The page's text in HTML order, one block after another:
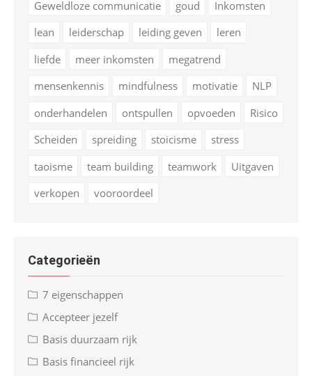
Geweldloze communicatie goud
Inkomsten
lean
leiderschap leiding geven
leren
liefde
meer inkomsten
megatrend
mensenkennis
mindfulness motivatie
NLP
onderhandelen
ontspullen opvoeden
Risico
Scheiden
spreiding stoicisme
stress
taoisme
team building teamwork
Uitgaven
verkopen
vooroordeel
Categorieën
7 eigenschappen
Accepteer jezelf
Basis duurzaam rijk
Basis financieel rijk